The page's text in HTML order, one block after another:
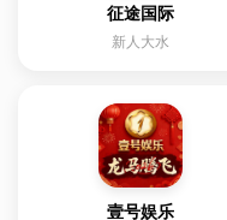
征途国际
新人大水
壹号娱乐